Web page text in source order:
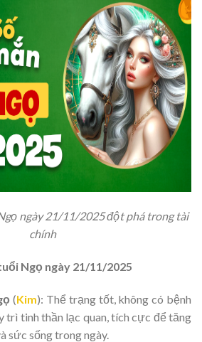
ngày 21/11/2025 đột phá trong tài
chính
Ngọ ngày 21/11/2025
(Kim): Thể trạng tốt, không có bệnh
trì tinh thần lạc quan, tích cực để tăng
sức sống trong ngày.